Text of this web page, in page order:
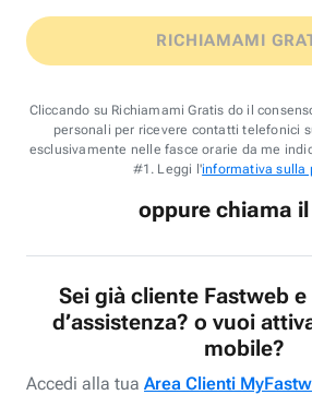
RICHIAMAMI
Cliccando su Richiamami Gratis do il
personali per ricevere contatti telefonici
esclusivamente nelle fasce orarie da me
#1. Leggi l'informativa sulla
oppure chiama il
Sei già cliente Fastweb
d’assistenza? o vuoi
mobile?
Accedi alla tua Area Clienti